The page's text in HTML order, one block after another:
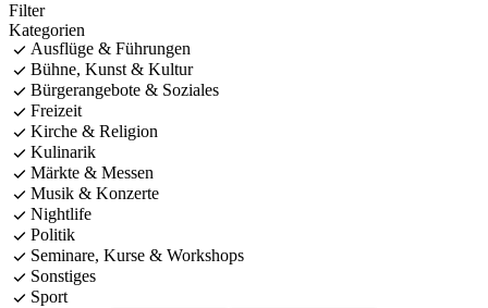
Filter
Kategorien
Ausflüge & Führungen
Bühne, Kunst & Kultur
Bürgerangebote & Soziales
Freizeit
Kirche & Religion
Kulinarik
Märkte & Messen
Musik & Konzerte
Nightlife
Politik
Seminare, Kurse & Workshops
Sonstiges
Sport